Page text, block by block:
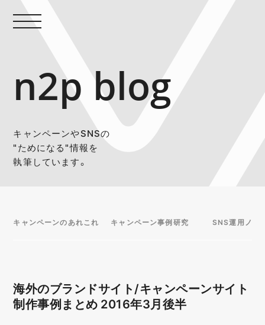
n2p blog
キャンペーンやSNSの
"ためになる"情報を
執筆しています。
キャンペーンのあれこれ キャンペーン事例研究 SNS運用ノウ
海外のブランドサイト/キャンペーンサイト
制作事例まとめ 2016年3月後半